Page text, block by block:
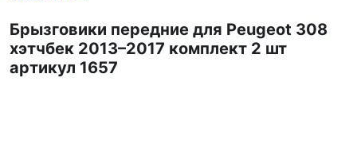
Брызговики передние для Peugeot 308
хэтчбек 2013–2017 комплект 2 шт
артикул 1657